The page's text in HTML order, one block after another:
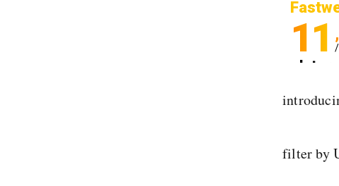
11
filter by